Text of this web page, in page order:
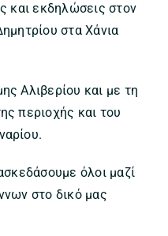
και εκδηλώσεις στον
στα Χάνια
Αλιβερίου και με τη
περιοχής και του
όλοι μαζί
στο δικό μας